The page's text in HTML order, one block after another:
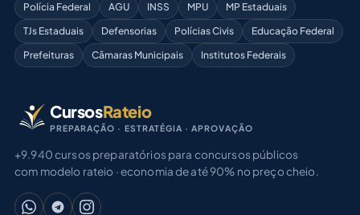
Polícia Federal
AGU INSS MPU
MP Estaduais
TJs Estaduais
Defensorias Polícias Civis
Educação Federal
Prefeituras
Câmaras Municipais Institutos Federais
CursosRateio
PREPARAÇÃO · ESTRATÉGIA · APROVAÇÃO
+9.940 cursos preparatórios para concursos públicos
com modelo rateio · economia de até 90% no preço cheio.